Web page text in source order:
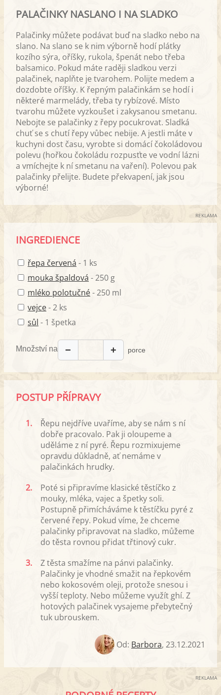
PALAČINKY NASLANO I NA SLADKO
Palačinky můžete podávat buď na sladko nebo na
slano. Na slano se k nim výborně hodí plátky
kozího sýra, oříšky, rukola, špenát nebo třeba
balsamico. Pokud máte raději sladkou verzi
palačinek, naplňte je tvarohem. Polijte medem a
dozdobte oříšky. K řepným palačinkám se hodí i
některé marmelády, třeba ty rybízové. Místo
tvarohu můžete vyzkoušet i zakysanou smetanu.
Nebojte se palačinky z řepy pocukrovat. Sladká
chuť se s chutí řepy vůbec nebije. A jestli máte v
kuchyni dost času, vyrobte si domácí čokoládovou
polevu (hořkou čokoládu rozpusťte ve vodní lázni
a vmíchejte k ní smetanu na vaření). Polevou pak
palačinky přelijte. Budete překvapení, jak jsou
výborné!
REKLAMA
INGREDIENCE
řepa červená - 1 ks
mouka špaldová - 250 g
mléko polotučné- 250 ml
vejce- 2 ks
sůl - 1 špetka
Množství na − + porce
POSTUP PŘÍPRAVY
1.
Řepu nejdříve uvaříme, aby se nám s ní
dobře pracovalo. Pak ji oloupeme a
uděláme z ní pyré. Řepu rozmixujeme
opravdu důkladně, ať nemáme v
palačinkách hrudky.
2.
Poté si připravíme klasické těstíčko z
mouky, mléka, vajec a špetky soli.
Postupně přimícháváme k těstíčku pyré z
červené řepy. Pokud víme, že chceme
palačinky připravovat na sladko, můžeme
do těsta rovnou přidat třtinový cukr.
3.
Z těsta smažíme na pánvi palačinky.
Palačinky je vhodné smažit na řepkovém
nebo kokosovém oleji, protože snesou i
vyšší teploty. Nebo můžeme využít ghí. Z
hotových palačinek vysajeme přebytečný
tuk ubrouskem.
Od: Barbora, 23.12.2021
REKLAMA